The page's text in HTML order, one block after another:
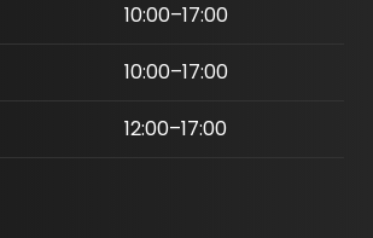
10:00–17:00
10:00–17:00
12:00–17:00